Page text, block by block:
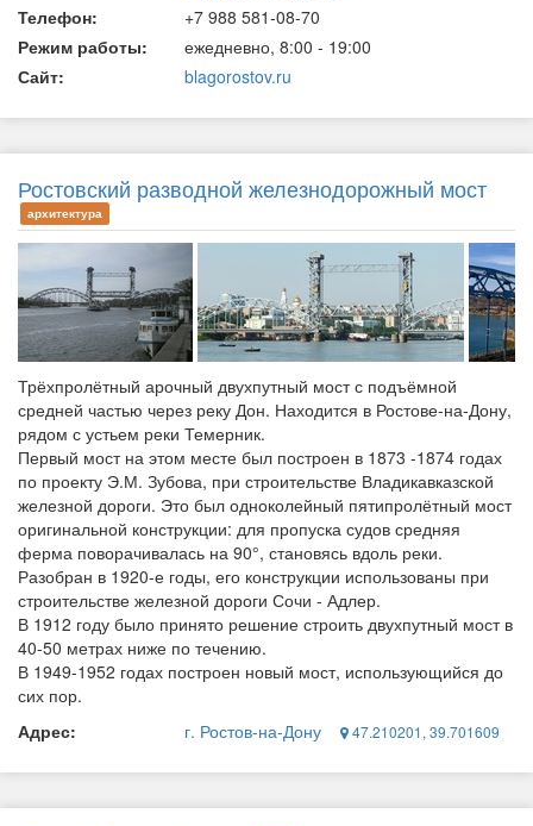
Телефон:
+7 988 581‑08-70
Режим работы:
ежедневно, 8:00 - 19:00
Сайт:
blagorostov.ru
Ростовский разводной железнодорожный мост
архитектура
Трёхпролётный арочный двухпутный мост с подъёмной
средней частью через реку Дон. Находится в Ростове-на-Дону,
рядом с устьем реки Темерник.
Первый мост на этом месте был построен в 1873 -1874 годах
по проекту Э.М. Зубова, при строительстве Владикавказской
железной дороги. Это был одноколейный пятипролётный мост
оригинальной конструкции: для пропуска судов средняя
ферма поворачивалась на 90°, становясь вдоль реки.
Разобран в 1920-е годы, его конструкции использованы при
строительстве железной дороги Сочи - Адлер.
В 1912 году было принято решение строить двухпутный мост в
40-50 метрах ниже по течению.
В 1949-1952 годах построен новый мост, использующийся до
сих пор.
Адрес:
г. Ростов-на-Дону 47.210201, 39.701609